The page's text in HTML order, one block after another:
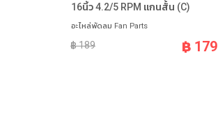
16นิ้ว 4.2/5 RPM แกนสั้น (C)
อะไหล่พัดลม Fan Parts
฿ 189 ฿ 179